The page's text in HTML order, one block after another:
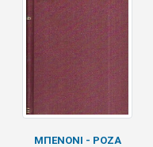
ΜΠΕΝΟΝΙ - ΡΟΖΑ